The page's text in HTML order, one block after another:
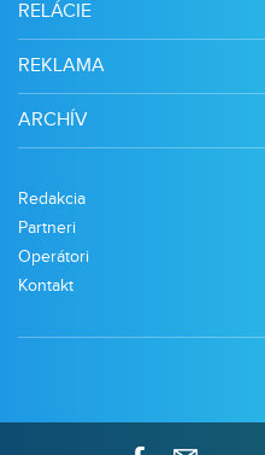
RELÁCIE
REKLAMA
ARCHÍV
Redakcia
Partneri
Operátori
Kontakt